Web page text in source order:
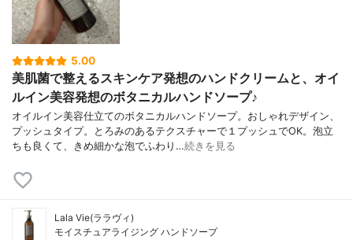
5.00
美肌菌で整えるスキンケア発想のハンドクリームと、オイ
ルイン美容発想のボタニカルハンドソープ♪
オイルイン美容仕立てのボタニカルハンドソープ。おしゃれデザイン、
プッシュタイプ。とろみのあるテクスチャーで１プッシュでOK。泡立
ちも良くて、きめ細かな泡でふわり…続きを見る
Lala Vie(ララヴィ)
モイスチュアライジング ハンドソープ